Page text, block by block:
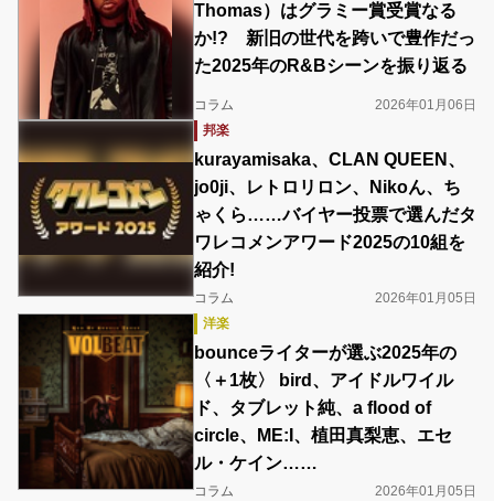
Thomas）はグラミー賞受賞なる
か!? 新旧の世代を跨いで豊作だっ
た2025年のR&Bシーンを振り返る
コラム
2026年01月06日
邦楽
kurayamisaka、CLAN QUEEN、
jo0ji、レトロリロン、Nikoん、ち
ゃくら……バイヤー投票で選んだタ
ワレコメンアワード2025の10組を
紹介!
コラム
2026年01月05日
洋楽
bounceライターが選ぶ2025年の
〈＋1枚〉 bird、アイドルワイル
ド、タブレット純、a flood of
circle、ME:I、植田真梨恵、エセ
ル・ケイン……
コラム 2026年01月05日